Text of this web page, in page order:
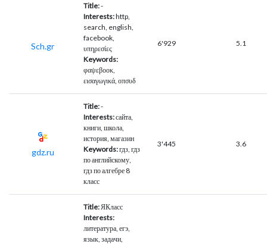
Sch.gr
Title:-
Interests:http,
search, english,
facebook,
υπηρεσίες
Keywords:
φαψεβοοκ,
εισαγωγικά, οπσυδ
6'929 5.1
gdz.ru
Title:-
Interests:сайта,
книги, школа,
история, магазин
Keywords:гдз, гдз
по английскому,
гдз по алгебре 8
класс
3'445 3.6
Title: ЯКласс
Interests:
литература, егэ,
язык, задачи,